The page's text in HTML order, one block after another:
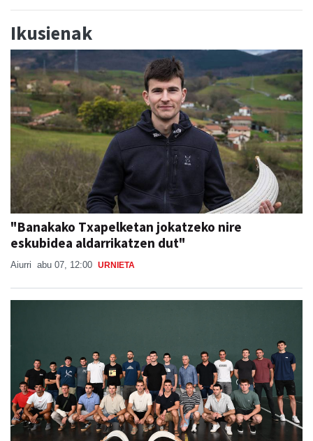
Ikusienak
"Banakako Txapelketan jokatzeko nire
eskubidea aldarrikatzen dut"
Aiurri abu 07, 12:00 URNIETA